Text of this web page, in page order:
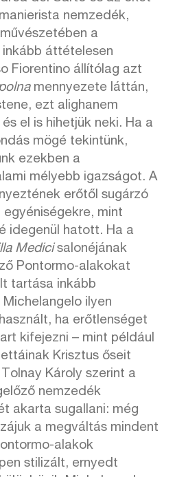
nemzedék,
a
áttételesen
Fiorentino állítólag azt
mennyezete láttán,
ezt alighanem
el is hihetjük neki. Ha a
mögé tekintünk,
ezekben a
mélyebb igazságot. A
erőtől sugárzó
mint
idegenül hatott. Ha a
Medicisalonéjának
Pontormo-alakokat
tartása inkább
ilyen
ha erőtlenséget
kifejezni – mint például
Krisztus őseit
Károly szerint a
nemzedék
akarta sugallani: még
a megváltás mindent
alakok
stilizált, ernyedt